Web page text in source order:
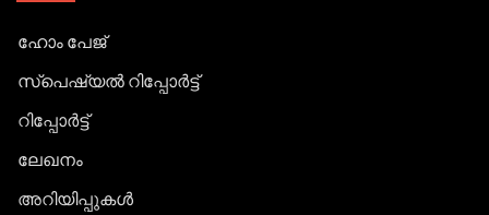
ഹോം പേജ്
സ്പെഷ്യൽ റിപ്പോര്‍ട്ട്
റിപ്പോര്‍ട്ട്
ലേഖനം
അറിയിപ്പുകള്‍